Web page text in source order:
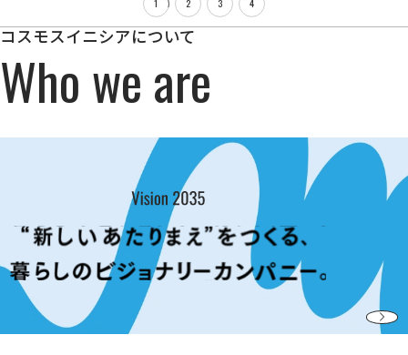
1 2 3 4
コスモスイニシアについて
Who we are